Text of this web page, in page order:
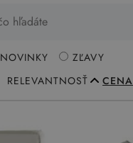
RELEVANTNOSŤ CENA
NOVINKY ZĽAVY